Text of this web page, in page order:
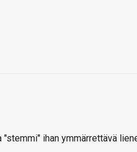
ihan ymmärrettävä